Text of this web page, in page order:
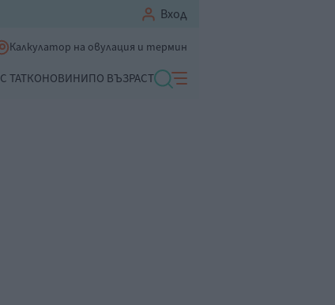
Вход
Калкулатор на овулация и термин
С ТАТКОНОВИНИПО ВЪЗРАСТ